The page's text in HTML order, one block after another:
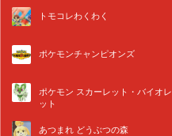
トモコレわくわく
ポケモンチャンピオンズ
ポケモン スカーレット・バイオレ
ット
あつまれ どうぶつの森